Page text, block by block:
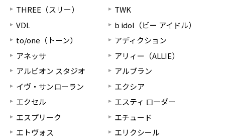
THREE（スリー）
TWK
VDL
b idol（ビー アイドル）
to/one（トーン）
アディクション
アネッサ
アリィー（ALLIE）
アルビオン スタジオ
アルブラン
イヴ・サンローラン
エクシア
エクセル
エスティ ローダー
エスプリーク
エチュード
エトヴォス
エリクシール